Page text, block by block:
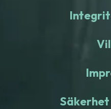
Säkerhet